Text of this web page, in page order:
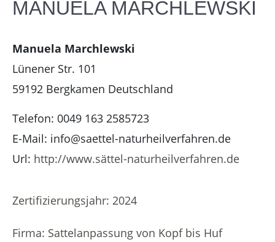
MANUELA MARCHLEWSKI
Manuela Marchlewski
Lünener Str. 101
59192 Bergkamen Deutschland
Telefon: 0049 163 2585723
E-Mail: info@saettel-naturheilverfahren.de
Url: http://www.sättel-naturheilverfahren.de
Zertifizierungsjahr: 2024
Firma: Sattelanpassung von Kopf bis Huf